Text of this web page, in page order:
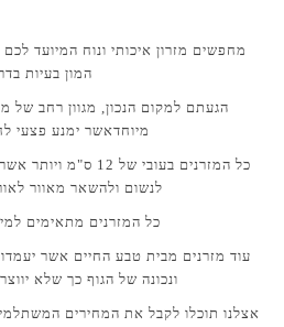
מחפשים מזרון איכותי ונוח המיועד
המון בעיות
הגעתם למקום הנכון, מגוון רחב של
מיוחדאשר ימנע פצעי
כל המזרנים בעובי של
לנשום ולהשאר מאוור
כל המזרנים מתאימים
עוד מזרנים מבית טבע החיים אשר
ונכונה של הגוף כך שלא
אצלנו תוכלו לקבל את המחירים